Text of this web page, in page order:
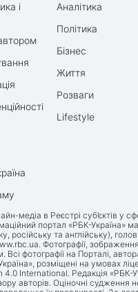
і
Аналітика
Політика
Бізнес
Життя
Розваги
Lifestyle
медіа в Реєстрі суб’єктів у
портал «РБК-Україна»
російську та англійську),
. Фотографії,
Всі фотографії на Порталі,
розміщені на умовах
4.0 International. Редакція «РБК-
авторів. Оціночні судження